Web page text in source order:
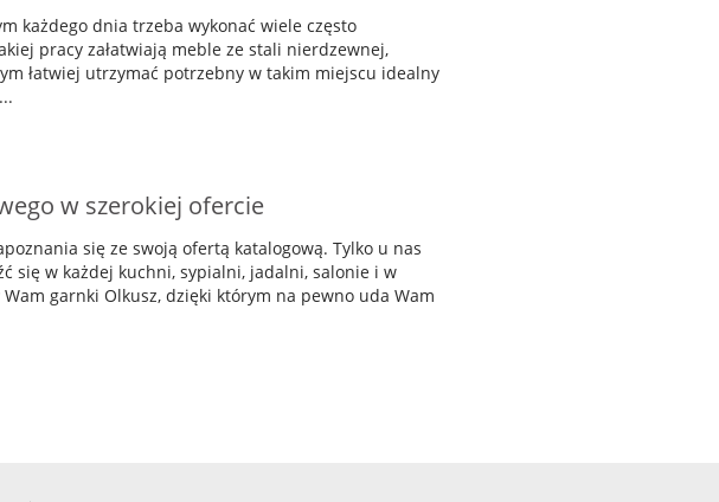
każdego dnia trzeba wykonać wiele często
pracy załatwiają meble ze stali nierdzewnej,
łatwiej utrzymać potrzebny w takim miejscu idealny
w szerokiej ofercie
się ze swoją ofertą katalogową. Tylko u nas
się w każdej kuchni, sypialni, jadalni, salonie i w
garnki Olkusz, dzięki którym na pewno uda Wam